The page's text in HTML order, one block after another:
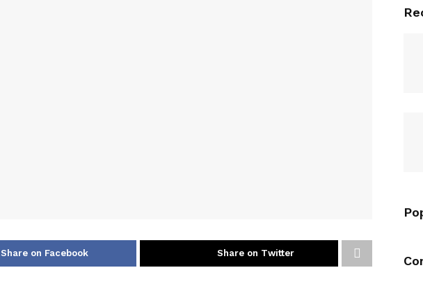
Share on Facebook Share on Twitter